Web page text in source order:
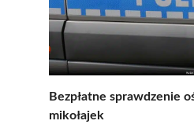
Bezpłatne sprawdzenie
mikołajek